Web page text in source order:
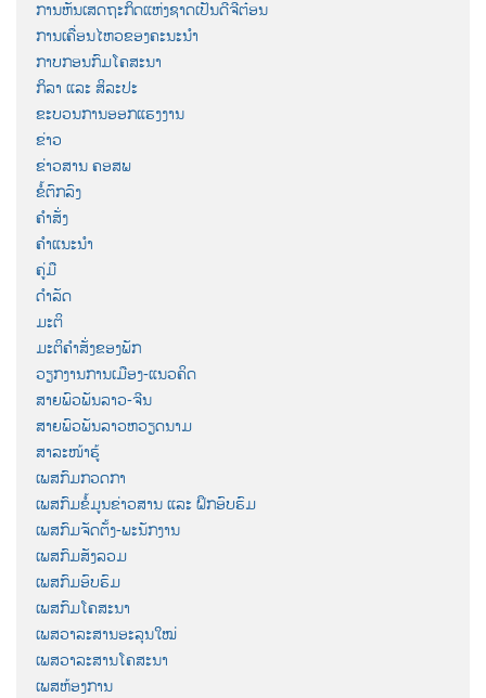
ການຫັນເສດຖະກິດແຫ່ງຊາດເປັນດີຈີຕ໋ອນ
ການເຄື່ອນໄຫວຂອງຄະນະນຳ
ກາບກອນກົມໂຄສະນາ
ກິລາ ແລະ ສິລະປະ
ຂະບວນການອອກແຮງງານ
ຂ່າວ
ຂ່າວສານ ຄອສພ
ຂໍ້ຕົກລົງ
ຄຳສັ່ງ
ຄຳແນະນຳ
ຄູ່ມື
ດຳລັດ
ມະຕິ
ມະຕິຄຳສັ່ງຂອງພັກ
ວຽກງານການເມືອງ-ແນວຄິດ
ສາຍພົວພັນລາວ-ຈີນ
ສາຍພົວພັນລາວຫວຽດນາມ
ສາລະໜ້າຮູ້
ເພສກົມກວດກາ
ເພສກົມຂໍ້ມູນຂ່າວສານ ແລະ ຝຶກອົບຮົມ
ເພສກົມຈັດຕັ້ງ-ພະນັກງານ
ເພສກົມສັງລວມ
ເພສກົມອົບຮົມ
ເພສກົມໂຄສະນາ
ເພສວາລະສານອະລຸນໃໝ່
ເພສວາລະສານໂຄສະນາ
ເພສຫ້ອງການ